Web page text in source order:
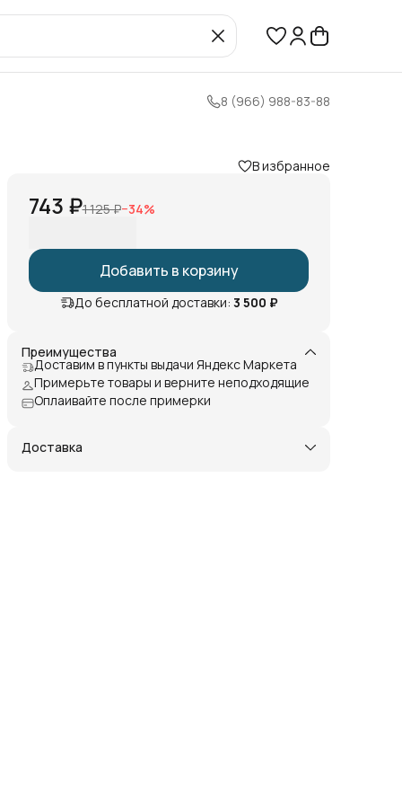
8 (966) 988-83-88
В избранное
743 ₽1 125 ₽−34%
Добавить в корзину
До бесплатной доставки: 3 500 ₽
Преимущества
Доставим в пункты выдачи Яндекс Маркета
Примерьте товары и верните неподходящие
Оплаивайте после примерки
Доставка